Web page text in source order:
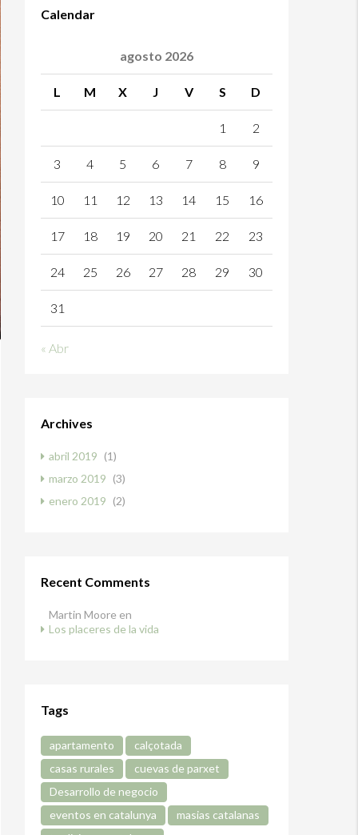
Calendar
agosto 2026
L M X J V S D
1 2
3 4 5 6 7 8 9
10 11 12 13 14 15 16
17 18 19 20 21 22 23
24 25 26 27 28 29 30
31
« Abr
Archives
abril 2019 (1)
marzo 2019 (3)
enero 2019 (2)
Recent Comments
Martin Moore en
Los placeres de la vida
Tags
apartamento
calçotada
casas rurales
cuevas de parxet
Desarrollo de negocio
eventos en catalunya
masias catalanas